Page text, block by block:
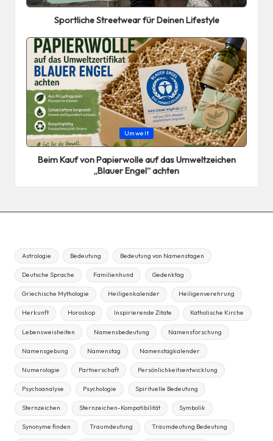
in
Sportliche Streetwear für Deinen Lifestyle
Posted
in
Umwelt
Beim Kauf von Papierwolle auf das Umweltzeichen
„Blauer Engel“ achten
Astrologie Bedeutung Bedeutung von Namenstagen
Deutsche Sprache Familienhund Gedenktag
Griechische Mythologie Heiligenkalender Heiligenverehrung
Herkunft Horoskop Inspirierende Zitate Katholische Kirche
Lebensweisheiten Namensbedeutung Namensforschung
Namensgebung Namenstag Namenstagkalender
Numerologie Partnerschaft Persönlichkeitsentwicklung
Psychoanalyse Psychologie Spirituelle Bedeutung
Sternzeichen Sternzeichen-Kompatibilität Symbolik
Synonyme finden Traumdeutung Traumdeutung Bedeutung